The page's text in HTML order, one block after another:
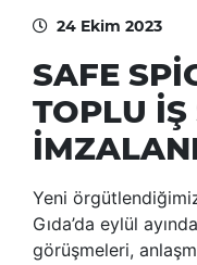
24 Ekim 2023
SAFE
TOPLU İŞ
Yeni
Gıda’da eylül
görüşmeleri,